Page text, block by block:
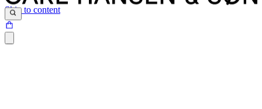
Skip to content